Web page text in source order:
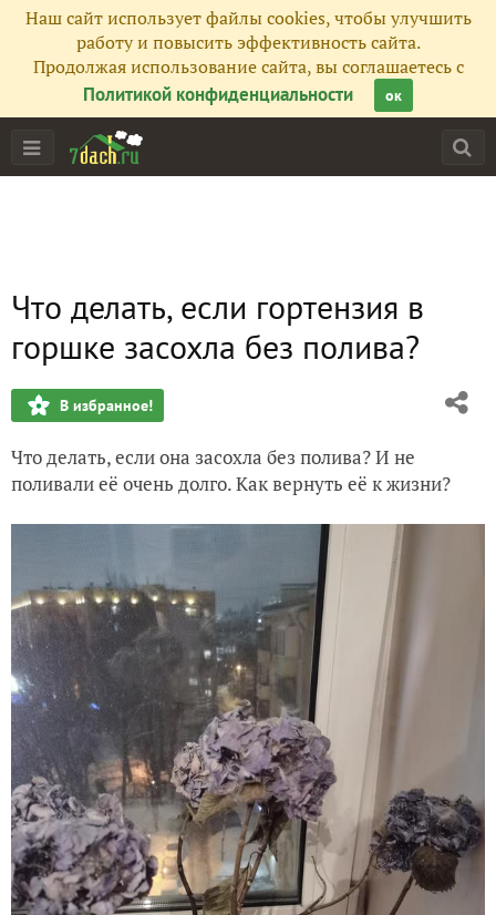
Наш сайт использует файлы cookies, чтобы улучшить
работу и повысить эффективность сайта.
Продолжая использование сайта, вы соглашаетесь с
Политикой конфиденциальности
ок
Что делать, если гортензия в
горшке засохла без полива?
В избранное!
Что делать, если она засохла без полива? И не
поливали её очень долго. Как вернуть её к жизни?